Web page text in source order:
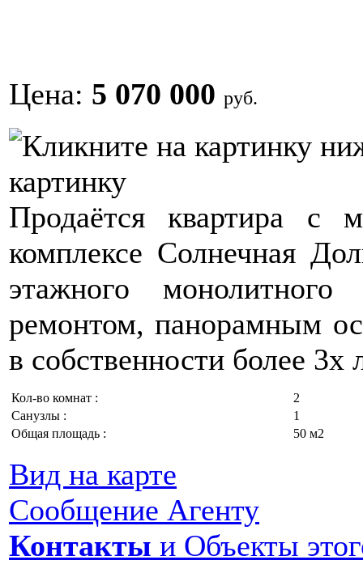
Цена: 5 070 000 руб.
картинку
Продаётся квартира с
комплексе Солнечная
этажного
ремонтом, панорамным
в собственности более 3х
Кол-во комнат :
2
Санузлы :
1
Общая площадь :
50 м2
Вид на карте
Сообщение Агенту
Контакты и Объекты